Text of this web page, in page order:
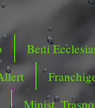
Beni
Minist.